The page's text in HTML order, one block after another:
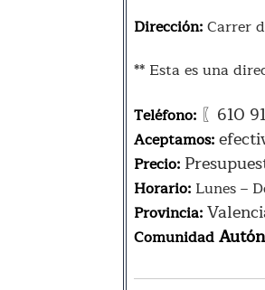
Dirección:Carrer
** Esta es una
Teléfono: 〖610
Aceptamos:
Precio:
Horario: Lunes –
Provincia:
Comunidad